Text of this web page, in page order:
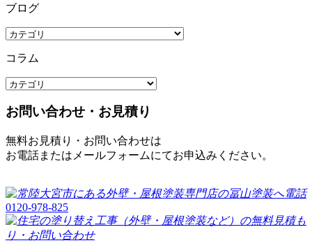
ブログ
コラム
お問い合わせ・お見積り
無料お見積り・お問い合わせは
お電話またはメールフォームにてお申込みください。
0120-978-825